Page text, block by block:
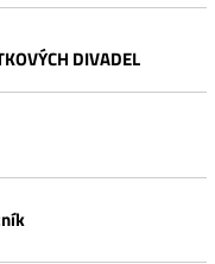
DIVADEL